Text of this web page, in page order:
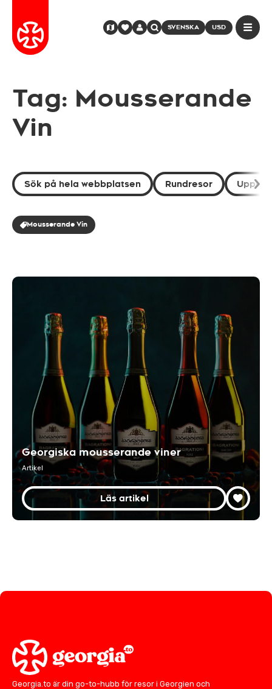
SVENSKA USD
Tag: Mousserande
Vin
Sök på hela webbplatsen Rundresor
Mousserande Vin
Georgiska mousserande viner
Artikel
Läs artikel
Georgia.to är din go-to-hubb för resor i Georgien och